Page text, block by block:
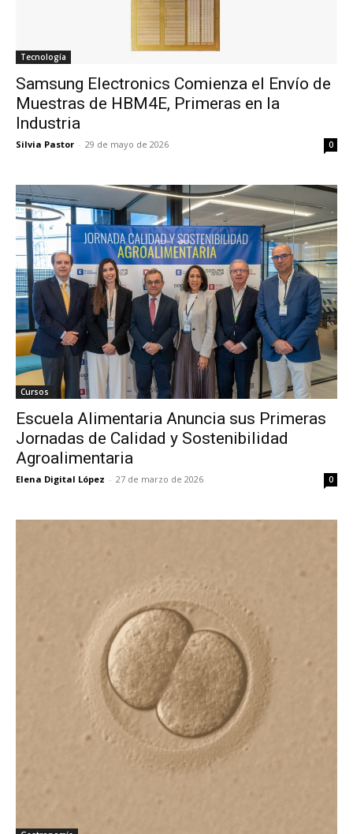
Tecnología
Samsung Electronics Comienza el Envío de
Muestras de HBM4E, Primeras en la
Industria
Silvia Pastor - 29 de mayo de 2026 0
Cursos
Escuela Alimentaria Anuncia sus Primeras
Jornadas de Calidad y Sostenibilidad
Agroalimentaria
Elena Digital López - 27 de marzo de 2026 0